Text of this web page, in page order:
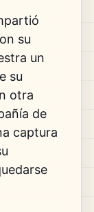
su
un
su
otra
de
captura